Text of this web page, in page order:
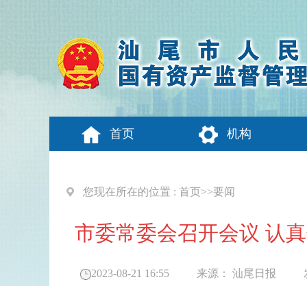
首页 机构
您现在所在的位置 : 首页>>要闻
市委常委会召开会议 认
2023-08-21 16:55 来源： 汕尾日报 发